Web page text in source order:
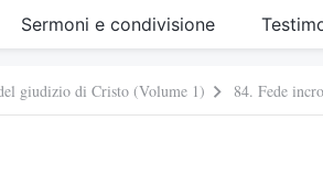
Sermoni e condivisione
giudizio di Cristo (Volume 1) 84. Fede